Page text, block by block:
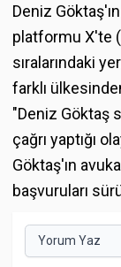
Deniz
platformu X'te
sıralarındaki
farklı
"Deniz Göktaş
çağrı yaptığı
Göktaş'ın
başvuruları
Yorum Yaz